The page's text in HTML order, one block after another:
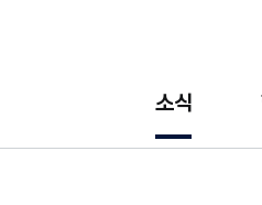
구소 소식